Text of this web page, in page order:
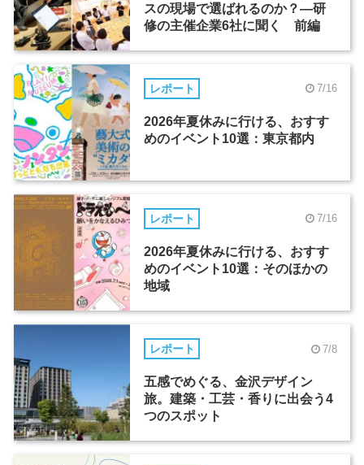
スの現場で選ばれるのか？―研
修の主催企業6社に聞く 前編
レポート 7/16
2026年夏休みに行ける、おすす
めのイベント10選：東京都内
レポート 7/16
2026年夏休みに行ける、おすす
めのイベント10選：そのほかの
地域
レポート 7/8
五感でめぐる、金沢デザイン
旅。建築・工芸・香りに出会う4
つのスポット